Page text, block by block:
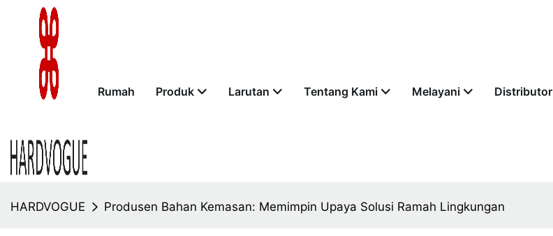
Rumah Produk Larutan Tentang Kami Melayani Distributor
HARDVOGUE Produsen Bahan Kemasan: Memimpin Upaya Solusi Ramah Lingkungan